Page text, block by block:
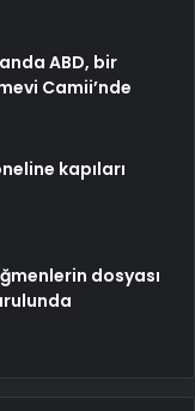
ABD, bir
Camii’nde
kapıları
dosyası